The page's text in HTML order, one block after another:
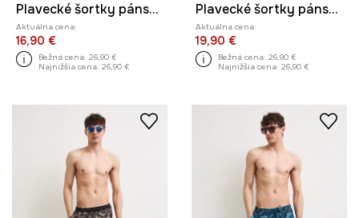
Plavecké šortky pánske s motívom zeleniny
Aktuálna cena:
16,90 €
Bežná cena: 26,90 €
Najnižšia cena: 26,90 €
Plavecké šortky pánske so zvieracím motívom
Aktuálna cena:
19,90 €
Bežná cena: 26,90 €
Najnižšia cena: 26,90 €